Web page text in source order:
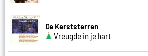
De Kerststerren
Vreugde in je hart